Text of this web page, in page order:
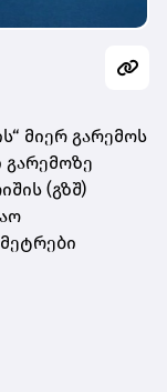
მიერ გარემოს
(გზშ)